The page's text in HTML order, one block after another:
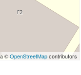
©OpenStreetMapcontributors